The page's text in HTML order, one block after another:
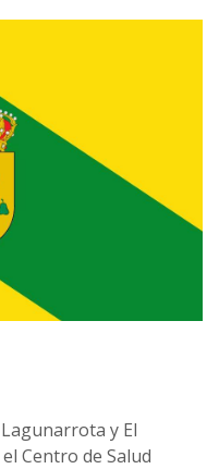
y El
Centro de Salud